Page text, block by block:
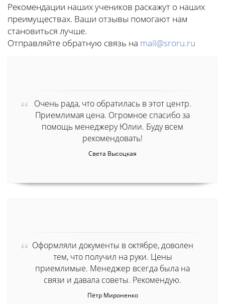
Рекомендации наших учеников раскажут о наших
преимуществах. Ваши отзывы помогают нам
становиться лучше.
Отправляйте обратную связь на mail@sroru.ru
Очень рада, что обратилась в этот центр.
Приемлимая цена. Огромное спасибо за
помощь менеджеру Юлии. Буду всем
рекомендовать!
Света Высоцкая
Оформляли документы в октябре, доволен
тем, что получил на руки. Цены
приемлимые. Менеджер всегда была на
связи и давала советы. Рекомендую.
Пётр Мироненко